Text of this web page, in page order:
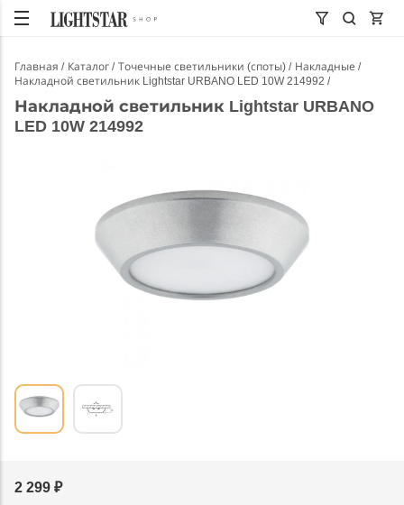
Главная Каталог Точечные светильники (споты)
Накладные
Накладной светильник Lightstar URBANO LED 10W 214992
Накладной светильник Lightstar URBANO
LED 10W 214992
2 299 ₽